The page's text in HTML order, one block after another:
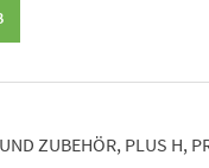
ZUBEHÖR, PLUS H,